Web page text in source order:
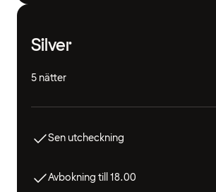
Silver
5 nätter
Sen utcheckning
Avbokning till 18.00